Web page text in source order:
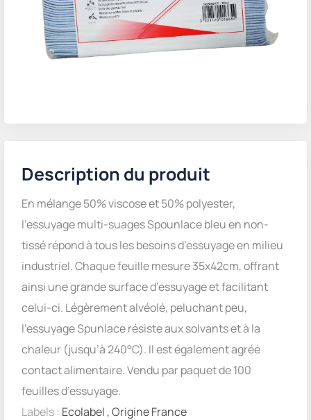
Description du produit
En mélange 50% viscose et 50% polyester,
l’essuyage multi-suages Spounlace bleu en non-
tissé répond à tous les besoins d’essuyage en milieu
industriel. Chaque feuille mesure 35x42cm, offrant
ainsi une grande surface d’essuyage et facilitant
celui-ci. Légèrement alvéolé, peluchant peu,
l’essuyage Spunlace résiste aux solvants et à la
chaleur (jusqu’à 240°C). Il est également agréé
contact alimentaire. Vendu par paquet de 100
feuilles d’essuyage.
Labels : Ecolabel ,Origine France